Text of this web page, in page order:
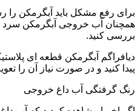
برای رفع مشکل باید آبگرمکن را
همچنان آب خروجی آبگرمکن سرد
بررسی کنید.
دیافراگم آبگرمکن قطعه ای
پیدا کنید و در صورت نیاز آن را
رنگ گرفتگی آب داغ خروجی